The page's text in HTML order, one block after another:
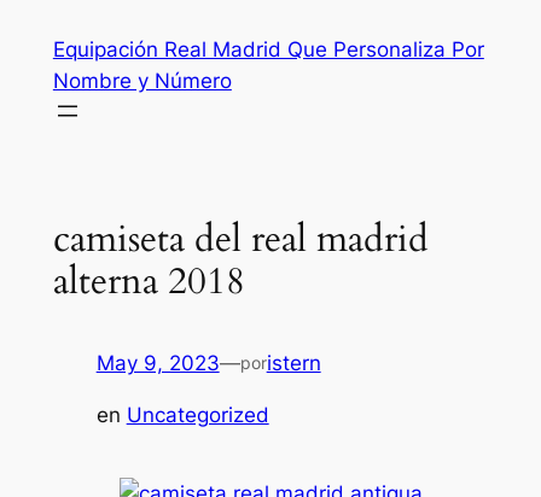
contenido
Equipación Real Madrid Que Personaliza Por
Nombre y Número
camiseta del real madrid
alterna 2018
May 9, 2023—poristern
en Uncategorized